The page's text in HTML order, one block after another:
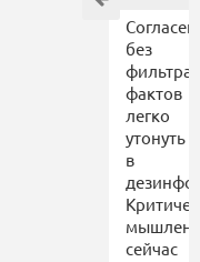
Согласен,
без
фактов
легко
утонуть
в
сейчас